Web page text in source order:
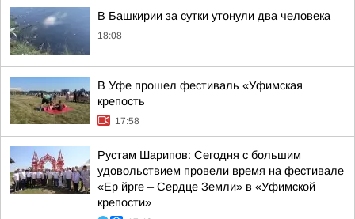
В Башкирии за сутки утонули два человека
18:08
В Уфе прошел фестиваль «Уфимская
крепость
17:58
Рустам Шарипов: Сегодня с большим
удовольствием провели время на фестивале
«Ер йрге – Сердце Земли» в «Уфимской
крепости»